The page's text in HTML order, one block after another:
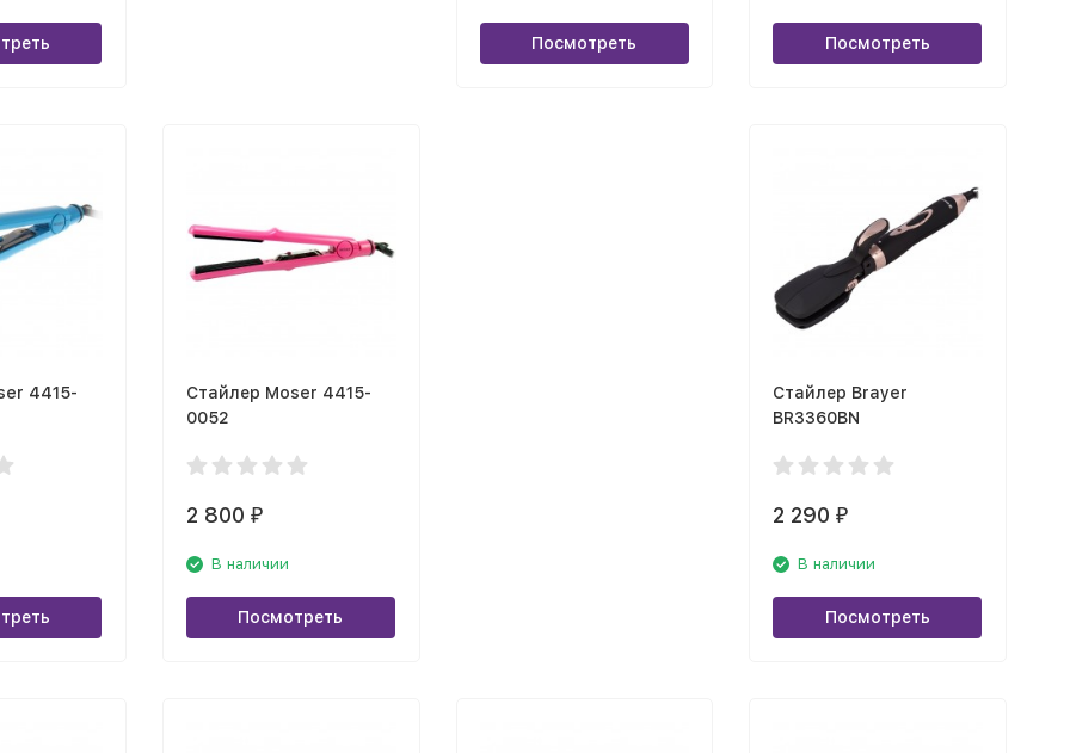
Посмотреть Посмотреть
4415-
Стайлер Moser 4415-
0052
2 800 ₽
В наличии
Посмотреть
Стайлер Brayer
BR3360BN
2 290₽
В наличии
Посмотреть